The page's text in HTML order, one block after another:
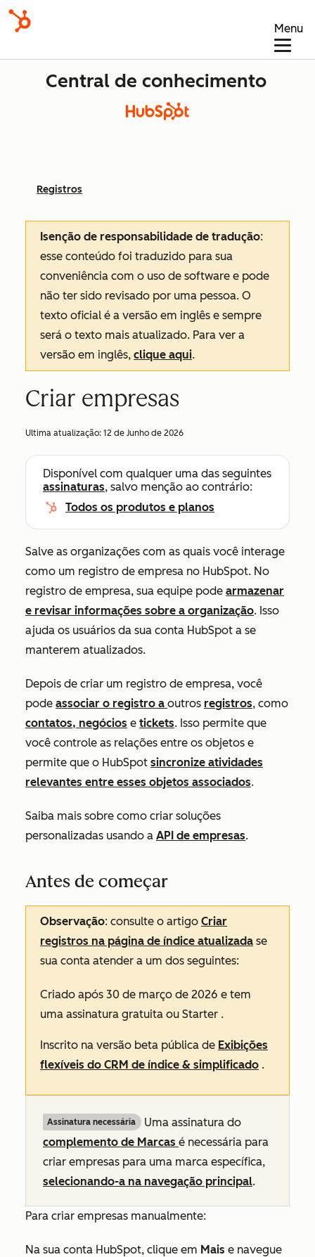
Menu
Central de conhecimento
Registros
Isenção de responsabilidade de tradução:
esse conteúdo foi traduzido para sua
conveniência com o uso de software e pode
não ter sido revisado por uma pessoa. O
texto oficial é a versão em inglês e sempre
será o texto mais atualizado. Para ver a
versão em inglês, clique aqui.
Criar empresas
Ultima atualização: 12 de Junho de 2026
Disponível com qualquer uma das seguintes
assinaturas, salvo menção ao contrário:
Todos os produtos e planos
Salve as organizações com as quais você interage
como um registro de empresa no HubSpot. No
registro de empresa, sua equipe pode armazenar
e revisar informações sobre a organização. Isso
ajuda os usuários da sua conta HubSpot a se
manterem atualizados.
Depois de criar um registro de empresa, você
pode associar o registro a outros registros, como
contatos, negócios e tickets. Isso permite que
você controle as relações entre os objetos e
permite que o HubSpot sincronize atividades
relevantes entre esses objetos associados.
Saiba mais sobre como criar soluções
personalizadas usando a API de empresas.
Antes de começar
Observação: consulte o artigo Criar
registros na página de índice atualizada se
sua conta atender a um dos seguintes:
Criado após 30 de março de 2026 e tem
uma assinatura gratuita ou Starter .
Inscrito na versão beta pública de Exibições
flexíveis do CRM de índice & simplificado .
Assinatura necessária
Uma assinatura do
complemento de Marcas é necessária para
criar empresas para uma marca específica,
selecionando-a na navegação principal.
Para criar empresas manualmente:
Na sua conta HubSpot, clique em Mais e navegue